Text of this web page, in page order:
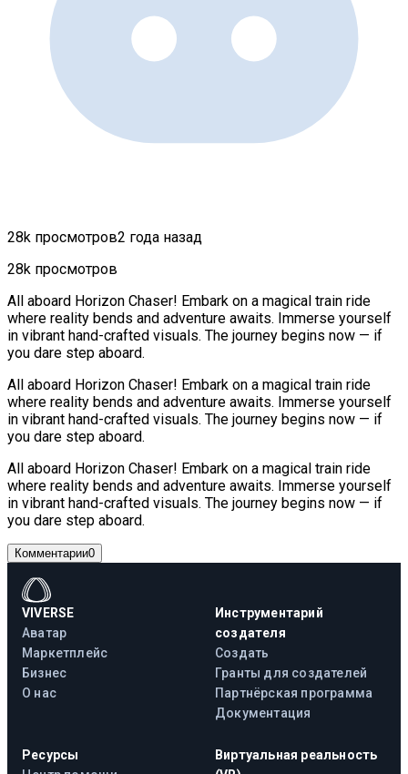
28k просмотров2 года назад
28k просмотров
All aboard Horizon Chaser! Embark on a magical train ride
where reality bends and adventure awaits. Immerse yourself
in vibrant hand-crafted visuals. The journey begins now — if
you dare step aboard.
All aboard Horizon Chaser! Embark on a magical train ride
where reality bends and adventure awaits. Immerse yourself
in vibrant hand-crafted visuals. The journey begins now — if
you dare step aboard.
All aboard Horizon Chaser! Embark on a magical train ride
where reality bends and adventure awaits. Immerse yourself
in vibrant hand-crafted visuals. The journey begins now — if
you dare step aboard.
Комментарии0
VIVERSE
Аватар
Маркетплейс
Бизнес
О нас
Инструментарий
создателя
Создать
Гранты для создателей
Партнёрская программа
Документация
Ресурсы
Виртуальная реальность